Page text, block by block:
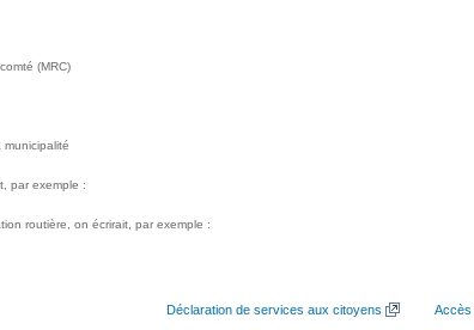
(MRC)
par exemple :
routière, on écrirait, par exemple :
Déclaration de services aux citoyens Accès